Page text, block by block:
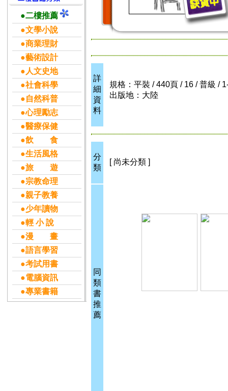
●二樓推薦
●文學小說
●商業理財
●藝術設計
●人文史地
●社會科學
●自然科普
●心理勵志
●醫療保健
●飲 食
●生活風格
●旅 遊
●宗教命理
●親子教養
●少年讀物
●輕 小 說
●漫 畫
●語言學習
●考試用書
●電腦資訊
●專業書籍
詳
細
資
料
規格：平裝 / 440頁 / 16 / 普級 /
出版地：大陸
分
類
[ 尚未分類 ]
同
類
書
推
薦